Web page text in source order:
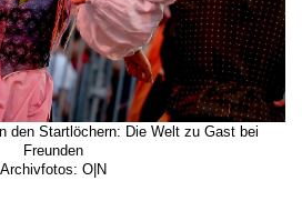
den Startlöchern: Die Welt zu Gast bei
Freunden
Archivfotos: O|N